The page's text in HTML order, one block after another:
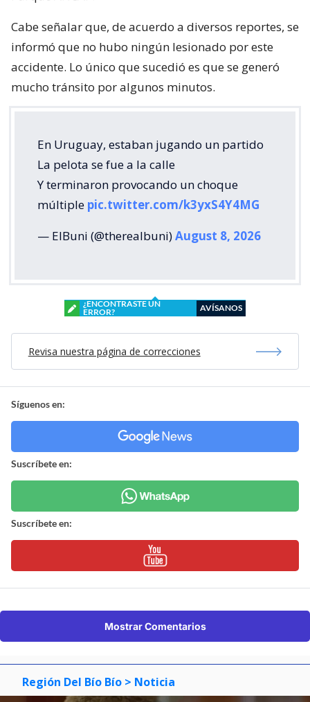
Cabe señalar que, de acuerdo a diversos reportes, se
informó que no hubo ningún lesionado por este
accidente. Lo único que sucedió es que se generó
mucho tránsito por algunos minutos.
En Uruguay, estaban jugando un partido
La pelota se fue a la calle
Y terminaron provocando un choque
múltiple pic.twitter.com/k3yxS4Y4MG
— ElBuni (@therealbuni)August 8, 2026
¿ENCONTRASTE UN
ERROR?
AVÍSANOS
Revisa nuestra página de correcciones
Síguenos en:
Suscríbete en:
Suscríbete en:
Mostrar Comentarios
Región Del Bío Bío > Noticia